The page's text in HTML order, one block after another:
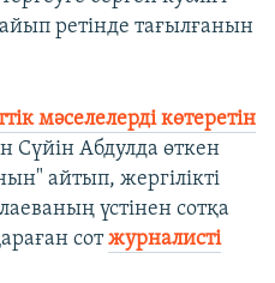
ретінде тағылғанын
мәселелерді көтеретін
Сүйін Абдулда өткен
айтып, жергілікті
үстінен сотқа
сотжурналисті